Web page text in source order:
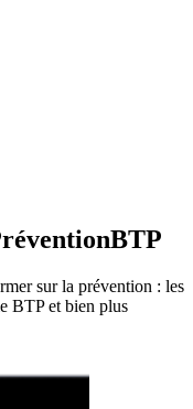
sur la prévention : les
BTP et bien plus